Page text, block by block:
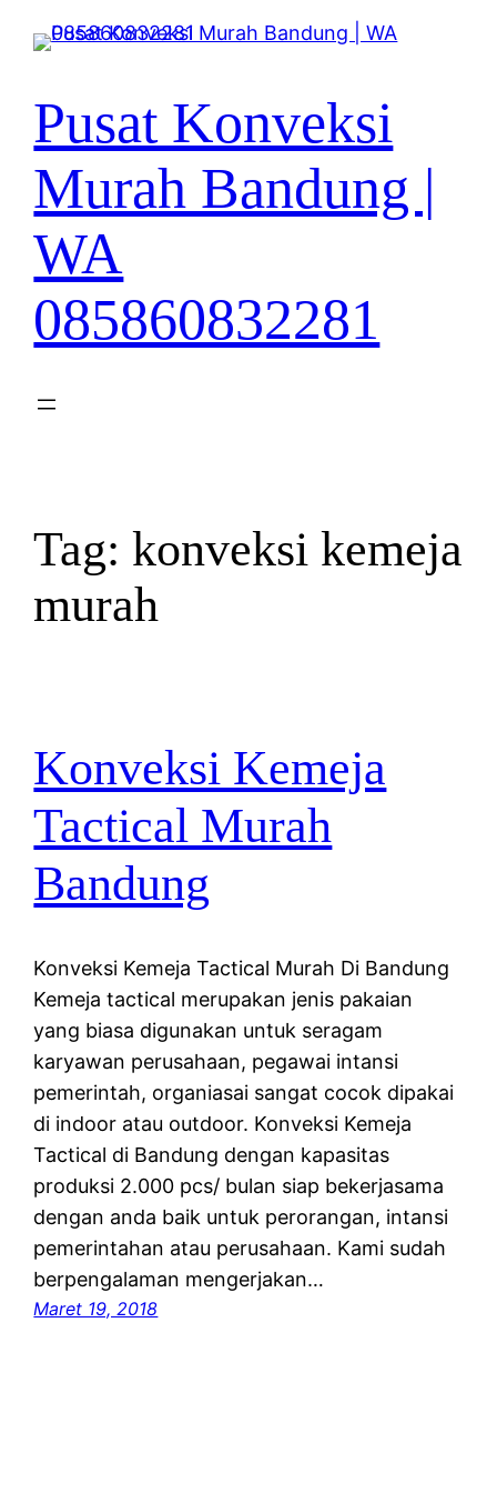
Lewati
Pusat Konveksi
Murah Bandung |
WA
085860832281
Tag:konveksi kemeja
murah
Konveksi Kemeja
Tactical Murah
Bandung
Konveksi Kemeja Tactical Murah Di Bandung
Kemeja tactical merupakan jenis pakaian
yang biasa digunakan untuk seragam
karyawan perusahaan, pegawai intansi
pemerintah, organiasai sangat cocok dipakai
di indoor atau outdoor. Konveksi Kemeja
Tactical di Bandung dengan kapasitas
produksi 2.000 pcs/ bulan siap bekerjasama
dengan anda baik untuk perorangan, intansi
pemerintahan atau perusahaan. Kami sudah
berpengalaman mengerjakan…
Maret 19, 2018